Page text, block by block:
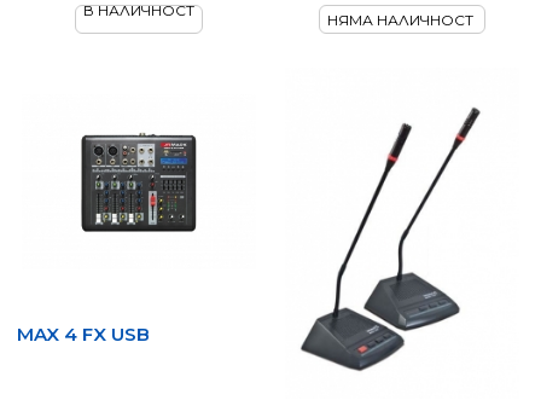
В НАЛИЧНОСТ НЯМА НАЛИЧНОСТ
MAX 4 FX USB